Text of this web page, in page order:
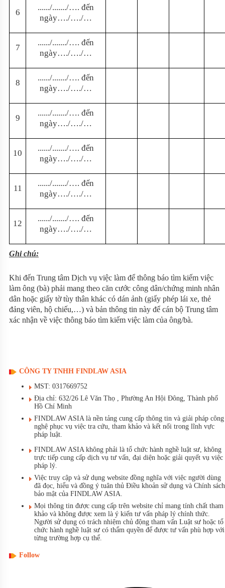
6
....../......./…. đến
ngày…./…./…
7
....../......./…. đến
ngày…./…./…
8
....../......./…. đến
ngày…./…./…
9
....../......./…. đến
ngày…./…./…
10
....../......./…. đến
ngày…./…./…
11
....../......./…. đến
ngày…./…./…
12
....../......./…. đến
ngày…./…./…
Ghi chú:
Khi đến Trung tâm Dịch vụ việc làm để thông báo tìm kiếm việc
làm ông (bà) phải mang theo căn cước công dân/chứng minh nhân
dân hoặc giấy tờ tùy thân khác có dán ảnh (giấy phép lái xe, thẻ
đảng viên, hộ chiếu,…) và bản thông tin này để cán bộ Trung tâm
xác nhận về việc thông báo tìm kiếm việc làm của ông/bà.
CÔNG TY TNHH FINDLAW ASIA
MST: 0317669752
Địa chỉ: 632/26 Lê Văn Thọ , Phường An Hội Đông, Thành phố
Hồ Chí Minh
FINDLAW ASIA là nền tảng cung cấp thông tin và giải pháp công
nghệ phục vụ việc tra cứu, tham khảo và kết nối trong lĩnh vực
pháp luật.
FINDLAW ASIA không phải là tổ chức hành nghề luật sư, không
trực tiếp cung cấp dịch vụ tư vấn, đại diện hoặc giải quyết vụ việc
pháp lý.
Việc truy cập và sử dụng website đồng nghĩa với việc người dùng
đã đọc, hiểu và đồng ý tuân thủ Điều khoản sử dụng và Chính sách
bảo mật của FINDLAW ASIA.
Mọi thông tin được cung cấp trên website chỉ mang tính chất tham
khảo và không được xem là ý kiến tư vấn pháp lý chính thức.
Người sử dụng có trách nhiệm chủ động tham vấn Luật sư hoặc tổ
chức hành nghề luật sư có thẩm quyền để được tư vấn phù hợp với
từng trường hợp cụ thể.
Follow